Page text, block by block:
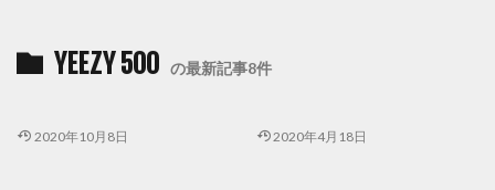
YEEZY 500 の最新記事8件
2020年10月8日 2020年4月18日